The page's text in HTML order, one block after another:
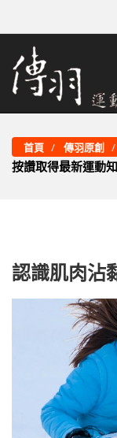
首頁 傳羽原創
按讚取得最新運動
認識肌肉沾